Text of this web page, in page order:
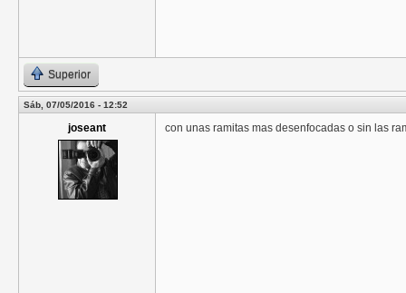
Superior
Sáb, 07/05/2016 - 12:52
joseant con unas ramitas mas desenfocadas o sin las